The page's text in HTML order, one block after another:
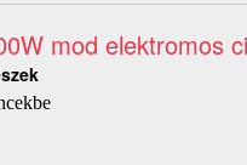
mod elektromos